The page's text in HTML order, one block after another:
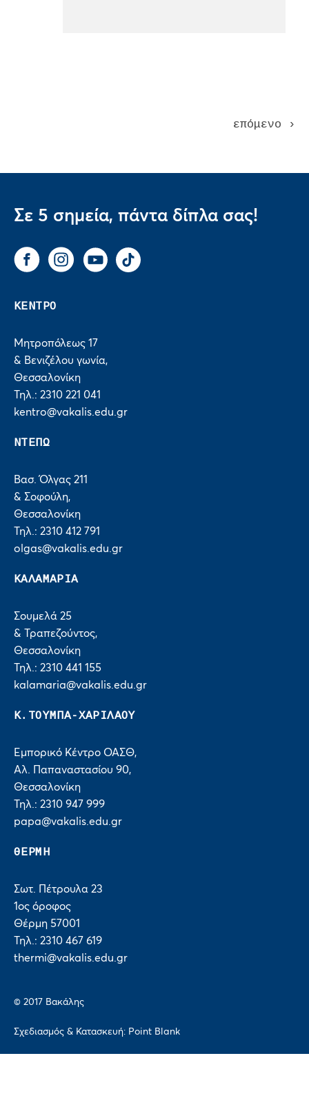
επόμενο ›
Σε 5 σημεία, πάντα δίπλα σας!
FacebookInstagram
You Tube Tik Tok
ΚΕΝΤΡΟ
Μητροπόλεως 17
& Βενιζέλου γωνία,
Θεσσαλονίκη
Τηλ.: 2310 221 041
kentro@vakalis.edu.gr
ΝΤΕΠΩ
Βασ. Όλγας 211
& Σοφούλη,
Θεσσαλονίκη
Τηλ.: 2310 412 791
olgas@vakalis.edu.gr
ΚΑΛΑΜΑΡΙΑ
Σουμελά 25
& Τραπεζούντος,
Θεσσαλονίκη
Τηλ.: 2310 441 155
kalamaria@vakalis.edu.gr
Κ.ΤΟΥΜΠΑ-ΧΑΡΙΛΑΟΥ
Εμπορικό Κέντρο ΟΑΣΘ,
Αλ. Παπαναστασίου 90,
Θεσσαλονίκη
Τηλ.: 2310 947 999
papa@vakalis.edu.gr
ΘΕΡΜΗ
Σωτ. Πέτρουλα 23
1ος όροφος
Θέρμη 57001
Τηλ.: 2310 467 619
thermi@vakalis.edu.gr
© 2017 Bακάλης
Σχεδιασμός & Κατασκευή: Point Blank